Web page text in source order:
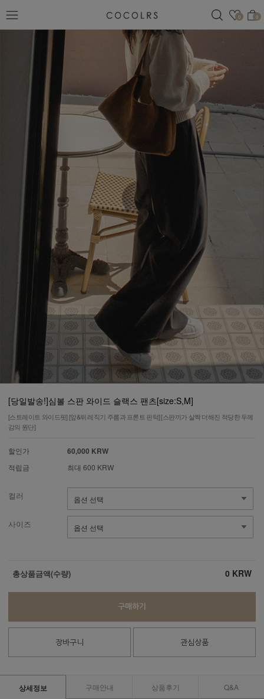
관심
0 0
검색
[당일발송!]심볼 스판 와이드 슬랙스 팬츠[size:S,M]
[스트레이트 와이드핏] [앞&뒤 레직기 주름과 프론트 핀턱] [스판끼가 살짝 더해진 적당한 두께
감의 원단]
할인가 60,000 KRW
적립금 최대 600 KRW
컬러
사이즈
총상품금액(수량) 0 KRW
구매하기
장바구니 관심상품
상세정보 구매안내 상품후기 Q&A